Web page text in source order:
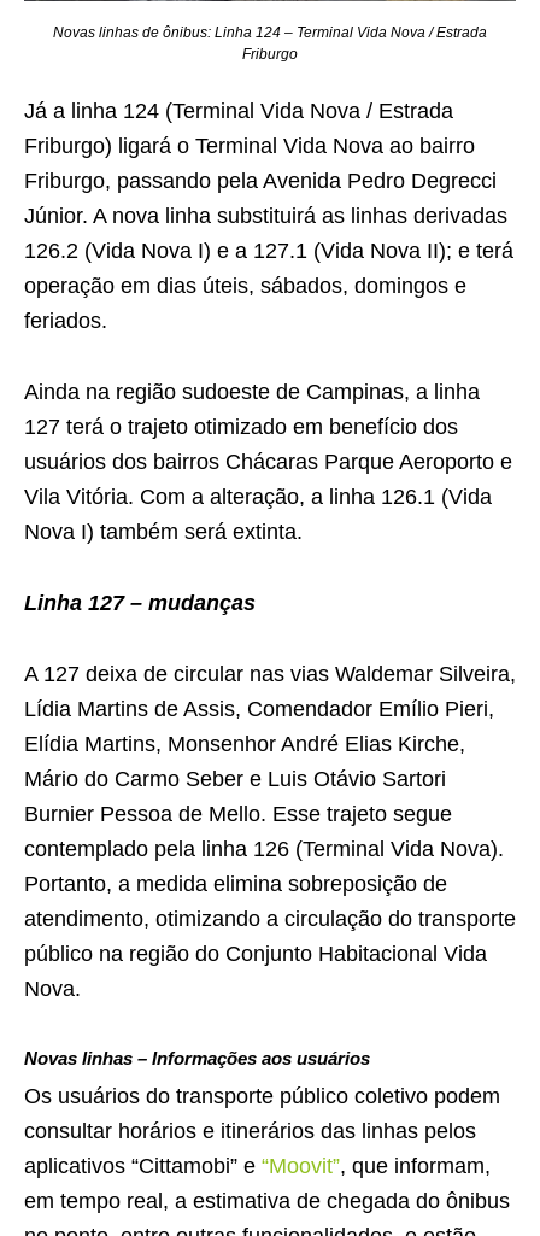
Novas linhas de ônibus: Linha 124 – Terminal Vida Nova / Estrada
Friburgo
Já a linha 124 (Terminal Vida Nova / Estrada
Friburgo) ligará o Terminal Vida Nova ao bairro
Friburgo, passando pela Avenida Pedro Degrecci
Júnior. A nova linha substituirá as linhas derivadas
126.2 (Vida Nova I) e a 127.1 (Vida Nova II); e terá
operação em dias úteis, sábados, domingos e
feriados.
Ainda na região sudoeste de Campinas, a linha
127 terá o trajeto otimizado em benefício dos
usuários dos bairros Chácaras Parque Aeroporto e
Vila Vitória. Com a alteração, a linha 126.1 (Vida
Nova I) também será extinta.
Linha 127 – mudanças
A 127 deixa de circular nas vias Waldemar Silveira,
Lídia Martins de Assis, Comendador Emílio Pieri,
Elídia Martins, Monsenhor André Elias Kirche,
Mário do Carmo Seber e Luis Otávio Sartori
Burnier Pessoa de Mello. Esse trajeto segue
contemplado pela linha 126 (Terminal Vida Nova).
Portanto, a medida elimina sobreposição de
atendimento, otimizando a circulação do transporte
público na região do Conjunto Habitacional Vida
Nova.
Novas linhas – Informações aos usuários
Os usuários do transporte público coletivo podem
consultar horários e itinerários das linhas pelos
aplicativos “Cittamobi” e “Moovit”, que informam,
em tempo real, a estimativa de chegada do ônibus